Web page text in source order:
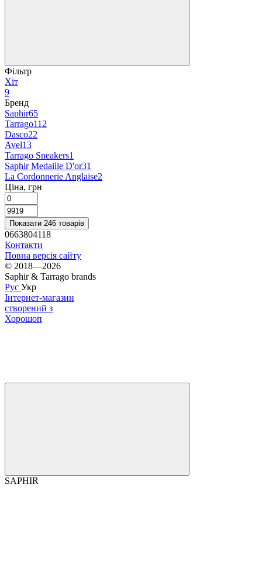
Фільтр
Хіт
9
Бренд
Saphir65
Tarrago112
Dasco22
Avel13
Tarrago Sneakers1
Saphir Medaille D'or31
La Cordonnerie Anglaise2
Ціна, грн
Показати 246 товарів
0663804118
Контакти
Повна версія сайту
© 2018—2026
Saphir & Tarrago brands
Рус Укр
Інтернет-магазин
створений з
Хорошоп
SAPHIR